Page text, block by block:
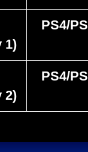
1)
PS4/
2)
PS4/